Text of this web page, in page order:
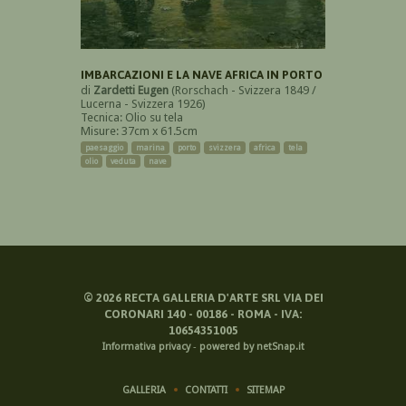
IMBARCAZIONI E LA NAVE AFRICA IN PORTO
di Zardetti Eugen (Rorschach - Svizzera 1849 /
Lucerna - Svizzera 1926)
Tecnica: Olio su tela
Misure: 37cm x 61.5cm
paesaggio marina porto svizzera africa
tela
olio
veduta nave
© 2026RECTA GALLERIA D'ARTE SRL VIA DEI
CORONARI 140 - 00186 - ROMA - IVA:
10654351005
Informativa privacy- powered by netSnap.it
GALLERIA CONTATTI SITEMAP